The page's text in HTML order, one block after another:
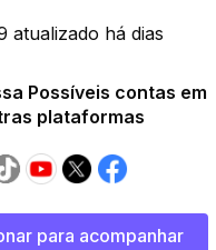
atualizado há dias
Possíveis contas em
plataformas
para acompanhar